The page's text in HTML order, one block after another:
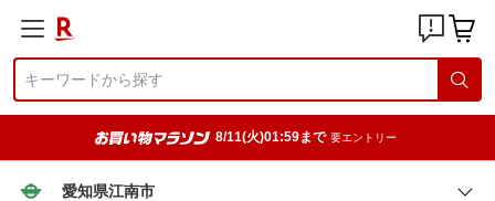
8/11(火)01:59まで 要エントリー
愛知県江南市